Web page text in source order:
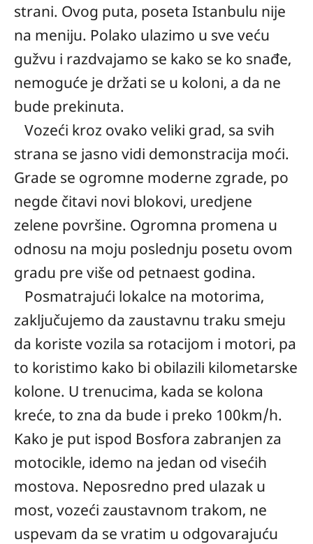
strani. Ovog puta, poseta Istanbulu nije
na meniju. Polako ulazimo u sve veću
gužvu i razdvajamo se kako se ko snađe,
nemoguće je držati se u koloni, a da ne
bude prekinuta.
Vozeći kroz ovako veliki grad, sa svih
strana se jasno vidi demonstracija moći.
Grade se ogromne moderne zgrade, po
negde čitavi novi blokovi, uredjene
zelene površine. Ogromna promena u
odnosu na moju poslednju posetu ovom
gradu pre više od petnaest godina.
Posmatrajući lokalce na motorima,
zaključujemo da zaustavnu traku smeju
da koriste vozila sa rotacijom i motori, pa
to koristimo kako bi obilazili kilometarske
kolone. U trenucima, kada se kolona
kreće, to zna da bude i preko 100km/h.
Kako je put ispod Bosfora zabranjen za
motocikle, idemo na jedan od visećih
mostova. Neposredno pred ulazak u
most, vozeći zaustavnom trakom, ne
uspevam da se vratim u odgovarajuću